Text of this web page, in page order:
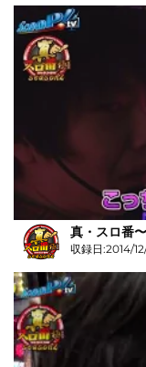
真・スロ番
収録日:2014/